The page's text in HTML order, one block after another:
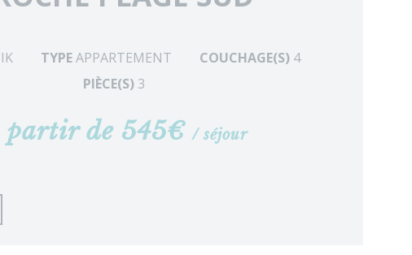
TYPEAPPARTEMENT COUCHAGE(S)4
PIÈCE(S) 3
partir de 545€ / séjour